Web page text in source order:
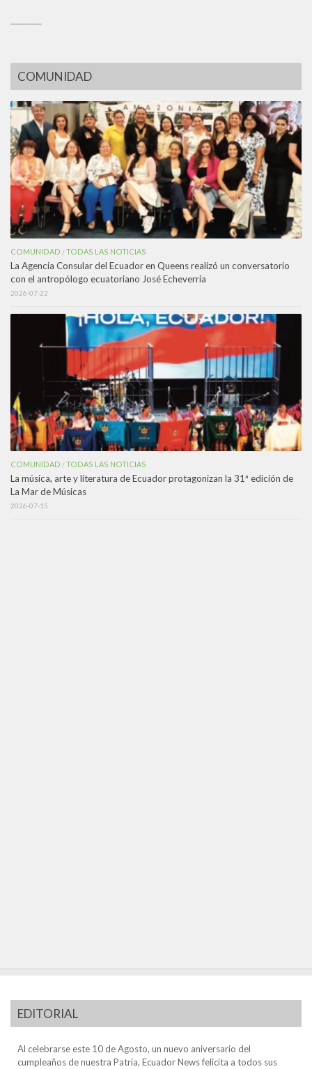
COMUNIDAD
COMUNIDAD /TODAS LAS NOTICIAS
La Agencia Consular del Ecuador en Queens realizó un conversatorio
con el antropólogo ecuatoriano José Echeverría
2026-07-22
COMUNIDAD /TODAS LAS NOTICIAS
La música, arte y literatura de Ecuador protagonizan la 31ª edición de
La Mar de Músicas
2026-07-15
EDITORIAL
Al celebrarse este 10 de Agosto, un nuevo aniversario del
cumpleaños de nuestra Patria, Ecuador News felicita a todos sus